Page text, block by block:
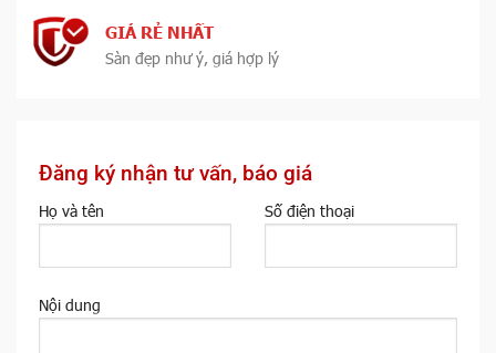
GIÁ RẺ NHẤT
Sàn đẹp như ý, giá hợp lý
Đăng ký nhận tư vấn, báo giá
Họ và tên Số điện thoại
Nội dung